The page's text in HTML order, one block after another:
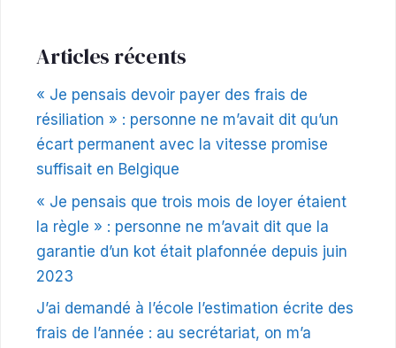
Articles récents
« Je pensais devoir payer des frais de
résiliation » : personne ne m’avait dit qu’un
écart permanent avec la vitesse promise
suffisait en Belgique
« Je pensais que trois mois de loyer étaient
la règle » : personne ne m’avait dit que la
garantie d’un kot était plafonnée depuis juin
2023
J’ai demandé à l’école l’estimation écrite des
frais de l’année : au secrétariat, on m’a